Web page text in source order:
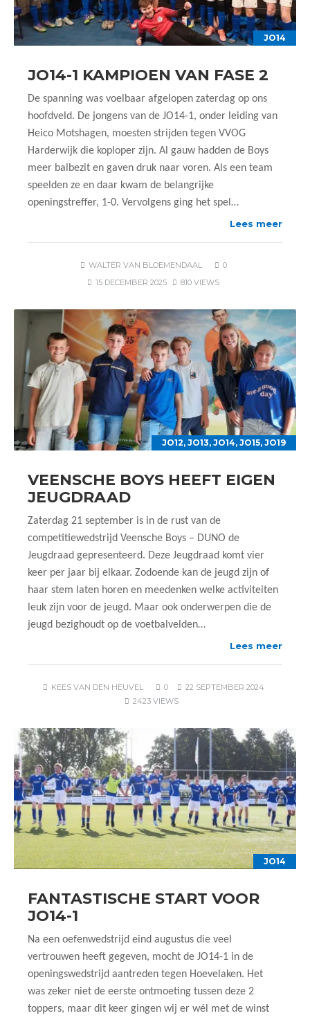
JO14
JO14-1 KAMPIOEN VAN FASE 2
De spanning was voelbaar afgelopen zaterdag op ons
hoofdveld. De jongens van de JO14-1, onder leiding van
Heico Motshagen, moesten strijden tegen VVOG
Harderwijk die koploper zijn. Al gauw hadden de Boys
meer balbezit en gaven druk naar voren. Als een team
speelden ze en daar kwam de belangrijke
openingstreffer, 1-0. Vervolgens ging het spel…
Lees meer
WALTER VAN BLOEMENDAAL
0
15 DECEMBER 2025
810 VIEWS
JO12, JO13, JO14, JO15, JO19
VEENSCHE BOYS HEEFT EIGEN
JEUGDRAAD
Zaterdag 21 september is in de rust van de
competitiewedstrijd Veensche Boys – DUNO de
Jeugdraad gepresenteerd. Deze Jeugdraad komt vier
keer per jaar bij elkaar. Zodoende kan de jeugd zijn of
haar stem laten horen en meedenken welke activiteiten
leuk zijn voor de jeugd. Maar ook onderwerpen die de
jeugd bezighoudt op de voetbalvelden…
Lees meer
KEES VAN DEN HEUVEL 0
22 SEPTEMBER 2024
2423 VIEWS
JO14
FANTASTISCHE START VOOR
JO14-1
Na een oefenwedstrijd eind augustus die veel
vertrouwen heeft gegeven, mocht de JO14-1 in de
openingswedstrijd aantreden tegen Hoevelaken. Het
was zeker niet de eerste ontmoeting tussen deze 2
toppers, maar dit keer gingen wij er wél met de winst